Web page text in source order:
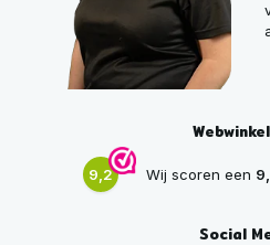
9,2 Wij scoren een
Social